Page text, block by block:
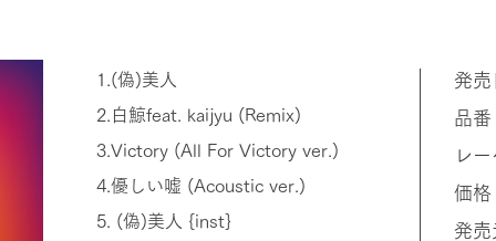
1.(偽)美人
2.白鯨feat. kaijyu (Remix)
3.Victory (All For Victory ver.)
4.優しい嘘 (Acoustic ver.)
5. (偽)美人 {inst}
発
品
レ
価
発